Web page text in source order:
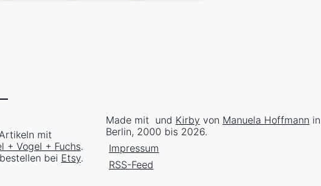
mit
+ Vogel + Fuchs.
bei Etsy.
Made mit und Kirby von Manuela Hoffmann in
Berlin, 2000 bis 2026.
Impressum
RSS-Feed